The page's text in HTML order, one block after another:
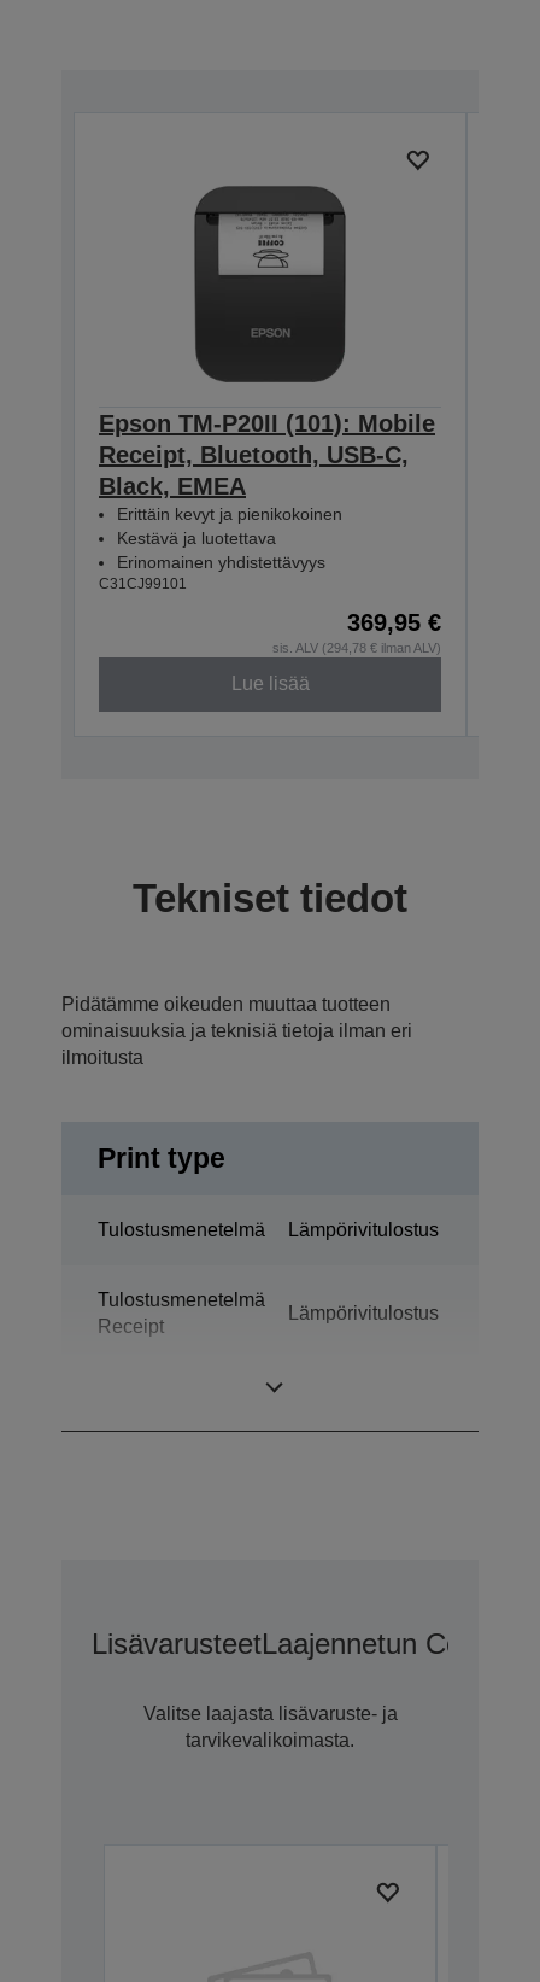
Epson TM-P20II (101): Mobile
Receipt, Bluetooth, USB-C,
Black, EMEA
Erittäin kevyt ja pienikokoinen
Kestävä ja luotettava
Erinomainen yhdistettävyys
C31CJ99101
369,95 €
sis. ALV (294,78 € ilman ALV)
Lue lisää
Tekniset tiedot
Pidätämme oikeuden muuttaa tuotteen
ominaisuuksia ja teknisiä tietoja ilman eri
ilmoitusta
Print type
Tulostusmenetelmä Lämpörivitulostus
Tulostusmenetelmä
Receipt
Lämpörivitulostus
LisävarusteetLaajennetun
Valitse laajasta lisävaruste- ja
tarvikevalikoimasta.